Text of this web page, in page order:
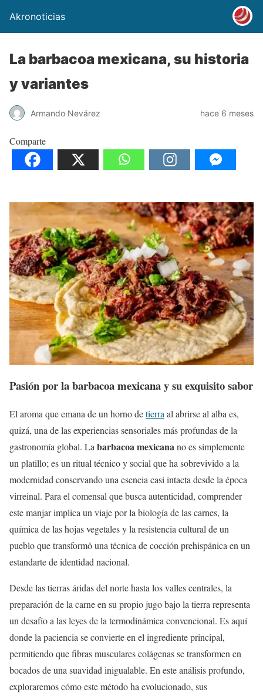
Akronoticias
La barbacoa mexicana, su historia
y variantes
Armando Nevárez hace 6 meses
Comparte
Pasión por la barbacoa mexicana y su exquisito sabor
El aroma que emana de un horno detierraal abrirse al alba es,
quizá, una de las experiencias sensoriales más profundas de la
gastronomía global. Labarbacoa mexicanano es simplemente
un platillo; es un ritual técnico y social que ha sobrevivido a la
modernidad conservando una esencia casi intacta desde la época
virreinal. Para el comensal que busca autenticidad, comprender
este manjar implica un viaje por la biología de las carnes, la
química de las hojas vegetales y la resistencia cultural de un
pueblo que transformó una técnica de cocción prehispánica en un
estandarte de identidad nacional.
Desde las tierras áridas del norte hasta los valles centrales, la
preparación de la carne en su propio jugo bajo la tierra representa
un desafío a las leyes de la termodinámica convencional. Es aquí
donde la paciencia se convierte en el ingrediente principal,
permitiendo que fibras musculares colágenas se transformen en
bocados de una suavidad inigualable. En este análisis profundo,
exploraremos cómo este método ha evolucionado, sus